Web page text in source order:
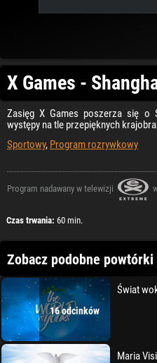
X Games -
Zasięg X Games poszerza się o
występy na tle przepięknych
Sportowy, Program rozrywkowy
Program nadawany w telewizji
Czas trwania: 60 min.
Zobacz podobne powtórki
16 odcinków
Świat
Maria